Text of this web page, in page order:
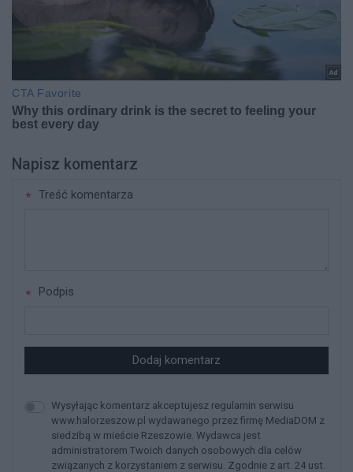
Napisz komentarz
Treść komentarza
Podpis
Dodaj komentarz
Wysyłając komentarz akceptujesz regulamin serwisu
www.halorzeszow.pl wydawanego przez firmę MediaDOM z
siedzibą w mieście Rzeszowie. Wydawca jest
administratorem Twoich danych osobowych dla celów
związanych z korzystaniem z serwisu. Zgodnie z art. 24 ust.